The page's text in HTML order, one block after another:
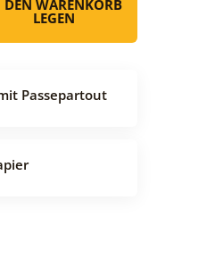
DEN WARENKORB
LEGEN
Passepartout